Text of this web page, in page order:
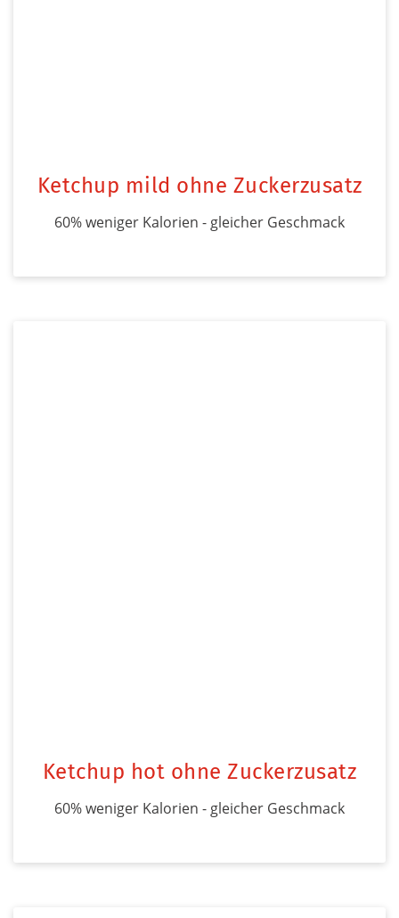
Ketchup mild ohne Zuckerzusatz
60% weniger Kalorien - gleicher Geschmack
Ketchup hot ohne Zuckerzusatz
60% weniger Kalorien - gleicher Geschmack